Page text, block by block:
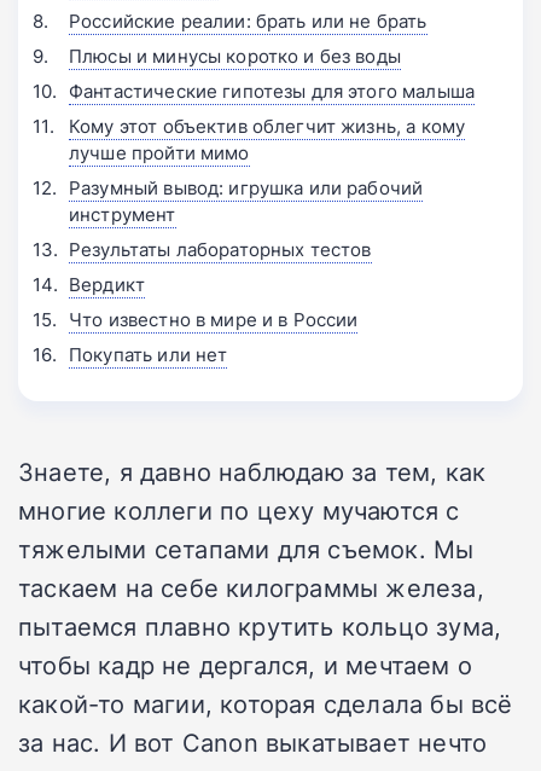
Российские реалии: брать или не брать
Плюсы и минусы коротко и без воды
Фантастические гипотезы для этого малыша
Кому этот объектив облегчит жизнь, а кому
лучше пройти мимо
Разумный вывод: игрушка или рабочий
инструмент
Результаты лабораторных тестов
Вердикт
Что известно в мире и в России
Покупать или нет
Знаете, я давно наблюдаю за тем, как
многие коллеги по цеху мучаются с
тяжелыми сетапами для съемок. Мы
таскаем на себе килограммы железа,
пытаемся плавно крутить кольцо зума,
чтобы кадр не дергался, и мечтаем о
какой-то магии, которая сделала бы всё
за нас. И вот Canon выкатывает нечто